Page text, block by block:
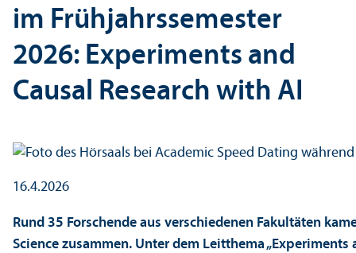
im Frühjahrssemester
2026: Experiments and
Causal Research with AI
16.4.2026
Rund 35 Forschende aus verschiedenen Fakultäten
Science zusammen. Unter dem Leitthema